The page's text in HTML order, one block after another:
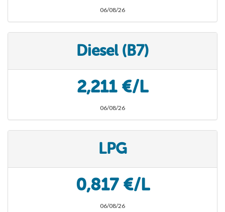
06/08/26
Diesel (B7)
2,211 €/L
06/08/26
LPG
0,817 €/L
06/08/26